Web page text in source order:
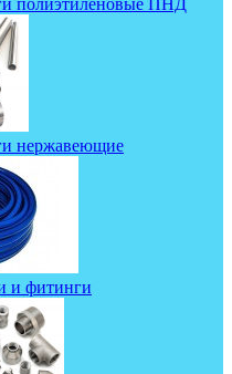
нержавеющие
и фитинги